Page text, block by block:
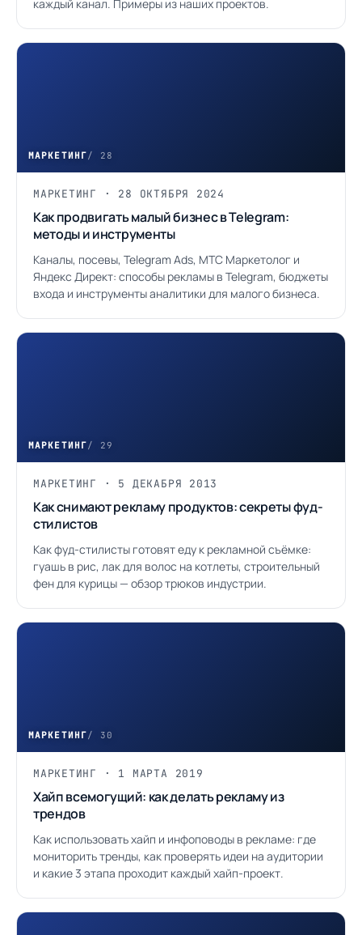
каждый канал. Примеры из наших проектов.
МАРКЕТИНГ/ 28
МАРКЕТИНГ · 28 ОКТЯБРЯ 2024
Как продвигать малый бизнес в Telegram:
методы и инструменты
Каналы, посевы, Telegram Ads, МТС Маркетолог и
Яндекс Директ: способы рекламы в Telegram, бюджеты
входа и инструменты аналитики для малого бизнеса.
МАРКЕТИНГ/ 29
МАРКЕТИНГ · 5 ДЕКАБРЯ 2013
Как снимают рекламу продуктов: секреты фуд-
стилистов
Как фуд-стилисты готовят еду к рекламной съёмке:
гуашь в рис, лак для волос на котлеты, строительный
фен для курицы — обзор трюков индустрии.
МАРКЕТИНГ/ 30
МАРКЕТИНГ · 1 МАРТА 2019
Хайп всемогущий: как делать рекламу из
трендов
Как использовать хайп и инфоповоды в рекламе: где
мониторить тренды, как проверять идеи на аудитории
и какие 3 этапа проходит каждый хайп-проект.